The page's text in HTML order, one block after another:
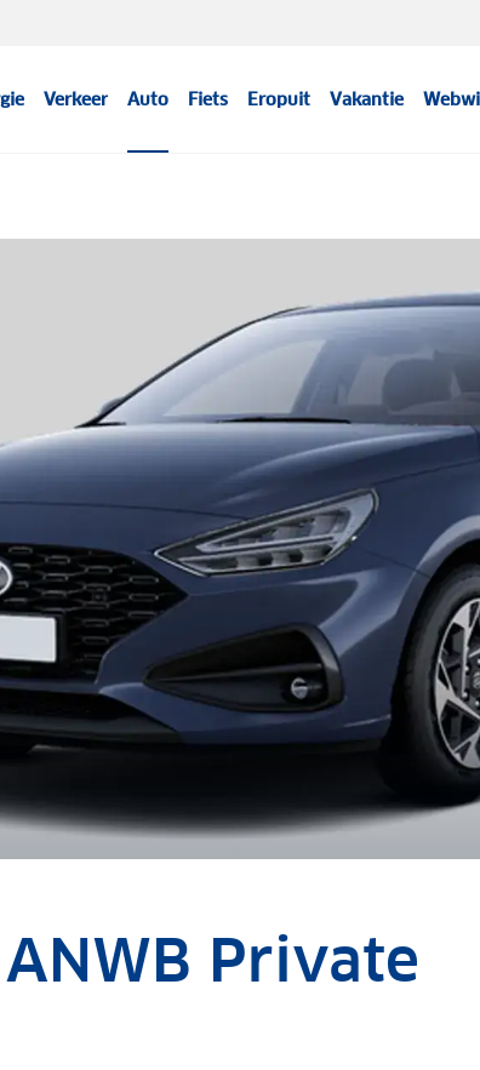
Verkeer Auto Fiets Eropuit Vakantie
Private